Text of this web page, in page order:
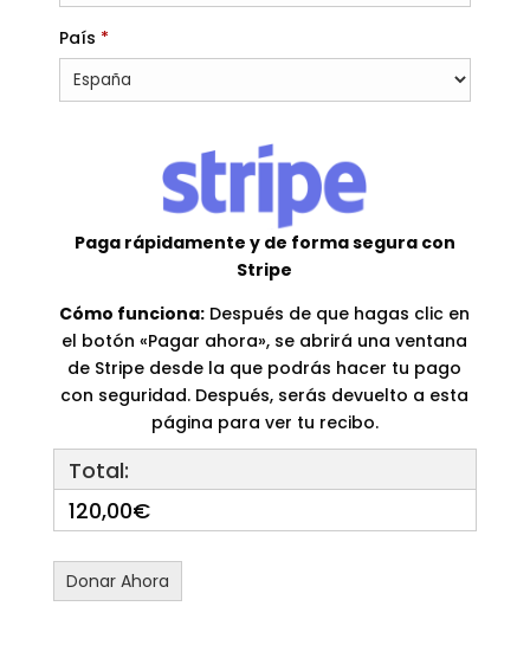
País *
Paga rápidamente y de forma segura con
Stripe
Cómo funciona: Después de que hagas clic en
el botón «Pagar ahora», se abrirá una ventana
de Stripe desde la que podrás hacer tu pago
con seguridad. Después, serás devuelto a esta
página para ver tu recibo.
Total:
120,00€